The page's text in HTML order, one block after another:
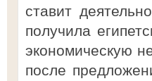
ставит
получила
экономическую
после